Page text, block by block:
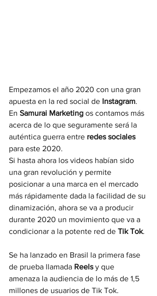
Empezamos el año 2020 con una gran
apuesta en la red social de Instagram.
En Samurai Marketing os contamos más
acerca de lo que seguramente será la
auténtica guerra entre redes sociales
para este 2020.
Si hasta ahora los videos habían sido
una gran revolución y permite
posicionar a una marca en el mercado
más rápidamente dada la facilidad de su
dinamización, ahora se va a producir
durante 2020 un movimiento que va a
condicionar a la potente red de Tik Tok.
Se ha lanzado en Brasil la primera fase
de prueba llamada Reels y que
amenaza la audiencia de lo más de 1,5
millones de usuarios de Tik Tok.